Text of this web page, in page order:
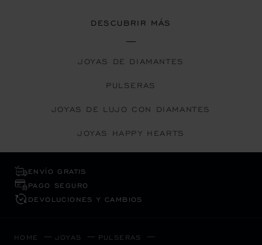
DESCUBRIR MÁS
JOYAS DE DIAMANTES
PULSERAS
JOYAS DE LUJO CON DIAMANTES
JOYAS HAPPY HEARTS
ENVÍO GRATIS
PAGO SEGURO
DEVOLUCIONES Y CAMBIOS
HOME JOYAS PULSERAS